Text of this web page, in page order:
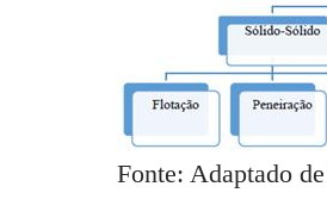
Fonte: Adaptado